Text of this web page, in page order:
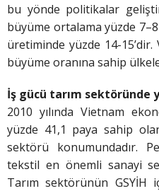
bu yönde politikalar
büyüme ortalama yüzde
üretiminde yüzde 14-
büyüme oranına sahip
İş gücü tarım sektöründe
2010 yılında Vietnam
yüzde 41,1 paya sahip
sektörü konumundadır.
tekstil en önemli sanayi
Tarım sektörünün GSYİH